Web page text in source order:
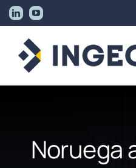
Skip
to
content
LinkedInYouTube
Noruega